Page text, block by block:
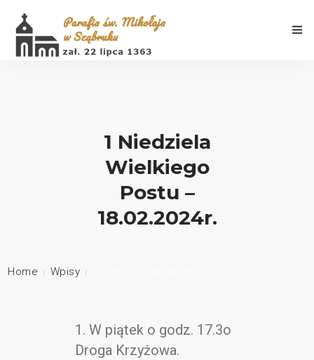
Porządek Mszy Świętych
1 Niedziela
Wielkiego
Postu –
18.02.2024r.
Home Wpisy
1. W piątek o godz. 17.3o
Droga Krzyżowa.